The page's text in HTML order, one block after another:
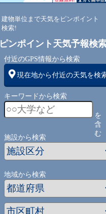
73 69 66 64
北東
4 4
建物単位まで天気をピンポイント
検索!
ピンポイント天気予報検
付近のGPS情報から検索
現在地から付近の天気を検
キーワードから検索
を
含
む
施設から検索
地域から検索